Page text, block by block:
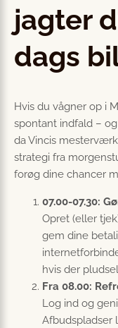
jagter
dags
Hvis du vågner op i
spontant indfald –
da Vincis
strategi fra
forøg dine chancer
07.00-07.30:
Opret (eller
gem dine
hvis der
Fra 08.00:
Log ind og
Afbudspladser